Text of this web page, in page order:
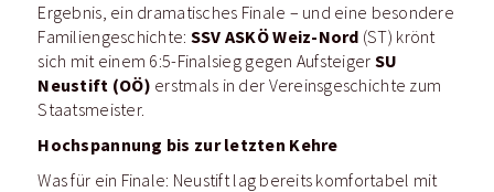
Ergebnis, ein dramatisches Finale – und eine besondere
Familiengeschichte: SSV ASKÖ Weiz-Nord (ST) krönt
sich mit einem 6:5-Finalsieg gegen Aufsteiger SU
Neustift (OÖ) erstmals in der Vereinsgeschichte zum
Staatsmeister.
Hochspannung bis zur letzten Kehre
Was für ein Finale: Neustift lag bereits komfortabel mit